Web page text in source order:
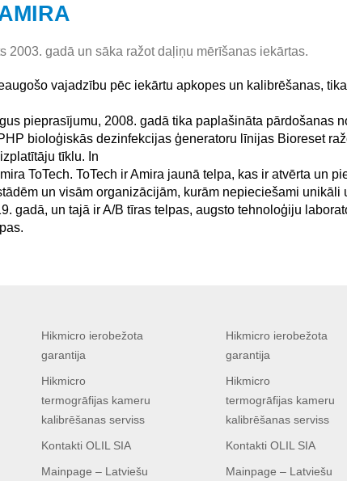
2003. gadā un sāka ražot daļiņu mērīšanas iekārtas.
vajadzību pēc iekārtu apkopes un kalibrēšanas,
pieprasījumu, 2008. gadā tika paplašināta pārdošanas
bioloģiskās dezinfekcijas ģeneratoru līnijas Bioreset
tīklu. In
ToTech. ToTech ir Amira jaunā telpa, kas ir atvērta un
un visām organizācijām, kurām nepieciešami unikāli
gadā, un tajā ir A/B tīras telpas, augsto tehnoloģiju
Hikmicro ierobežota
garantija
Hikmicro
termogrāfijas kameru
kalibrēšanas serviss
Kontakti OLIL SIA
Mainpage – Latviešu
Hikmicro ierobežota
garantija
Hikmicro
termogrāfijas kameru
kalibrēšanas serviss
Kontakti OLIL SIA
Mainpage – Latviešu